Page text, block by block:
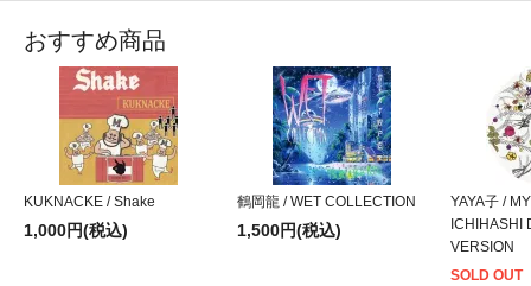
おすすめ商品
KUKNACKE / Shake
1,000円(税込)
鶴岡龍 / WET COLLECTION
1,500円(税込)
YAYA子 /
ICHIHASHI
VERSION
SOLD OUT